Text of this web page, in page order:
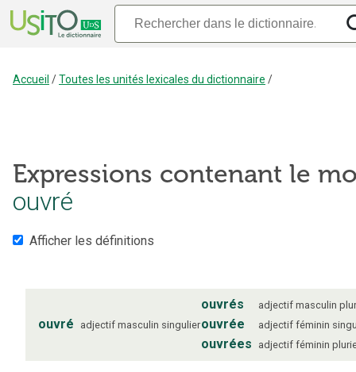
Accueil /Toutes les unités lexicales du dictionnaire /
Expressions contenant le
ouvré
Afficher les définitions
ouvré adjectif masculin singulier
ouvrés adjectif masculin
ouvrée adjectif féminin
ouvrées adjectif féminin